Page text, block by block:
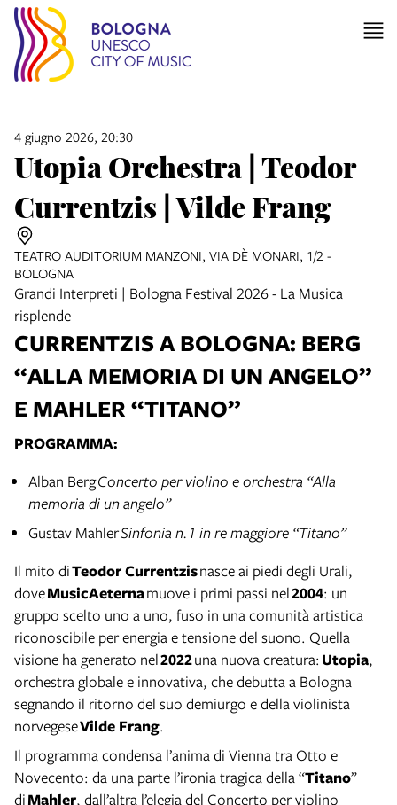
4 giugno 2026, 20:30
Utopia Orchestra | Teodor
Currentzis | Vilde Frang
TEATRO AUDITORIUM MANZONI, VIA DÈ MONARI, 1/2 -
BOLOGNA
Grandi Interpreti | Bologna Festival 2026 - La Musica
risplende
CURRENTZIS A BOLOGNA: BERG
“ALLA MEMORIA DI UN ANGELO”
E MAHLER “TITANO”
PROGRAMMA:
Alban BergConcerto per violino e orchestra “Alla
memoria di un angelo”
Gustav MahlerSinfonia n.1 in re maggiore “Titano”
Il mito diTeodor Currentzisnasce ai piedi degli Urali,
doveMusicAeternamuove i primi passi nel2004: un
gruppo scelto uno a uno, fuso in una comunità artistica
riconoscibile per energia e tensione del suono. Quella
visione ha generato nel2022una nuova creatura: Utopia,
orchestra globale e innovativa, che debutta a Bologna
segnando il ritorno del suo demiurgo e della violinista
norvegeseVilde Frang.
Il programma condensa l’anima di Vienna tra Otto e
Novecento: da una parte l’ironia tragica della “Titano”
diMahler, dall’altra l’elegia del Concerto per violino